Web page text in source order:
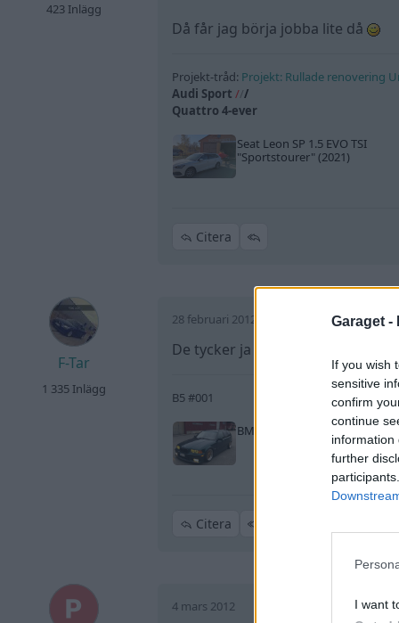
Garaget -
If you wish
sensitive
confirm
continue
information
further
I want
423 Inlägg
Då får jag börja jobba lite då
Projekt-tråd: Projekt: Rullade renovering
Audi Sport ///
Quattro 4-ever
Seat Leon SP 1.5 EVO TSI
"Sportstourer"(2021)
Citera
F-Tar
1 335 Inlägg
28 februari 2012
De tycker ja verkligen
B5 #001
BMW 325 tds "E36"(1997)
Citera
4 mars 2012